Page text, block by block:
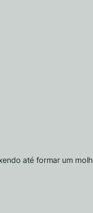
até formar um